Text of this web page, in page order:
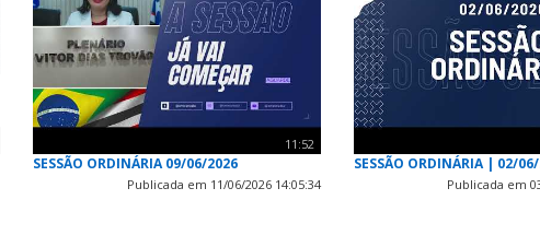
11:52
SESSÃO ORDINÁRIA 09/06/2026
Publicada em 11/06/2026 14:05:34
SESSÃO ORDINÁRIA | 02/
Publicada em